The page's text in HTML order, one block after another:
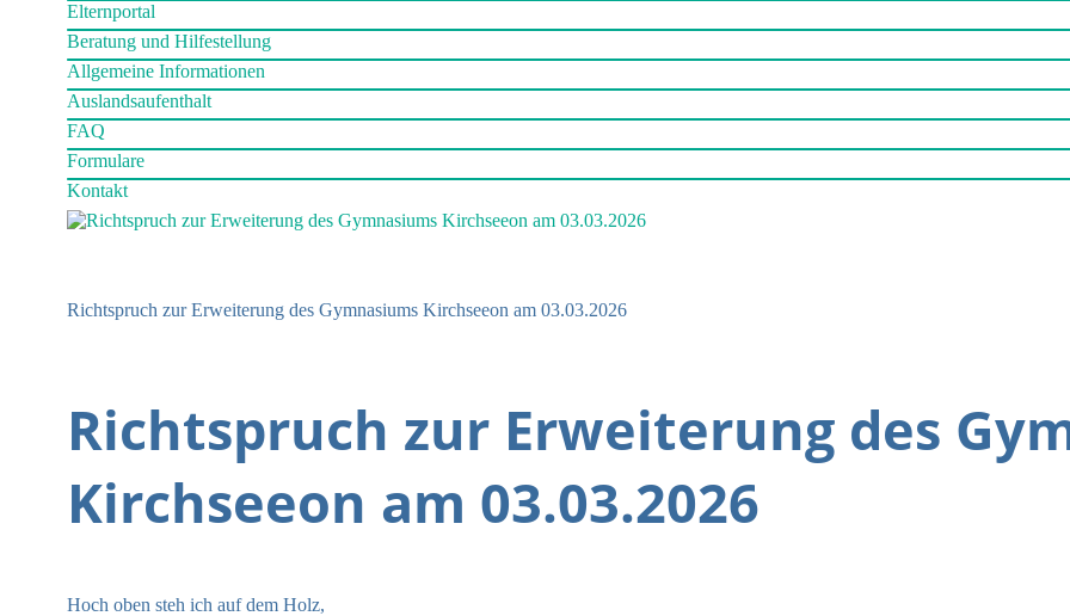
Elternportal
Beratung und Hilfestellung
Allgemeine Informationen
Auslandsaufenthalt
FAQ
Formulare
Kontakt
Richtspruch zur Erweiterung des Gymnasiums Kirchseeon am 03.03.2026
Richtspruch zur Erweiterung des
Kirchseeon am 03.03.2026
Hoch oben steh ich auf dem Holz,